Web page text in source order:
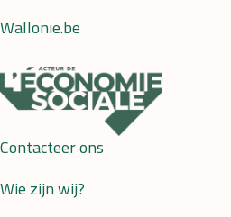
Wallonie.be
Contacteer ons
Wie zijn wij?